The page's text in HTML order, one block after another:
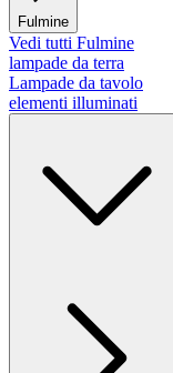
Fulmine
Vedi tutti Fulmine
lampade da terra
Lampade da tavolo
elementi illuminati